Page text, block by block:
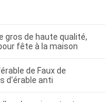
gros de haute qualité,
fête à la maison
de Faux de
d'érable anti